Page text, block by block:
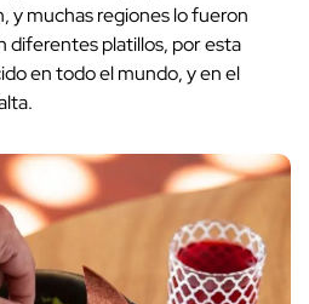
y muchas regiones lo fueron
diferentes platillos, por esta
en todo el mundo, y en el